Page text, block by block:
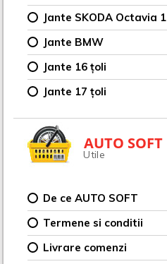
Jante SKODA Octavia 1
Jante BMW
Jante 16 țoli
Jante 17 țoli
AUTO SOFT
Utile
De ce AUTO SOFT
Termene si conditii
Livrare comenzi